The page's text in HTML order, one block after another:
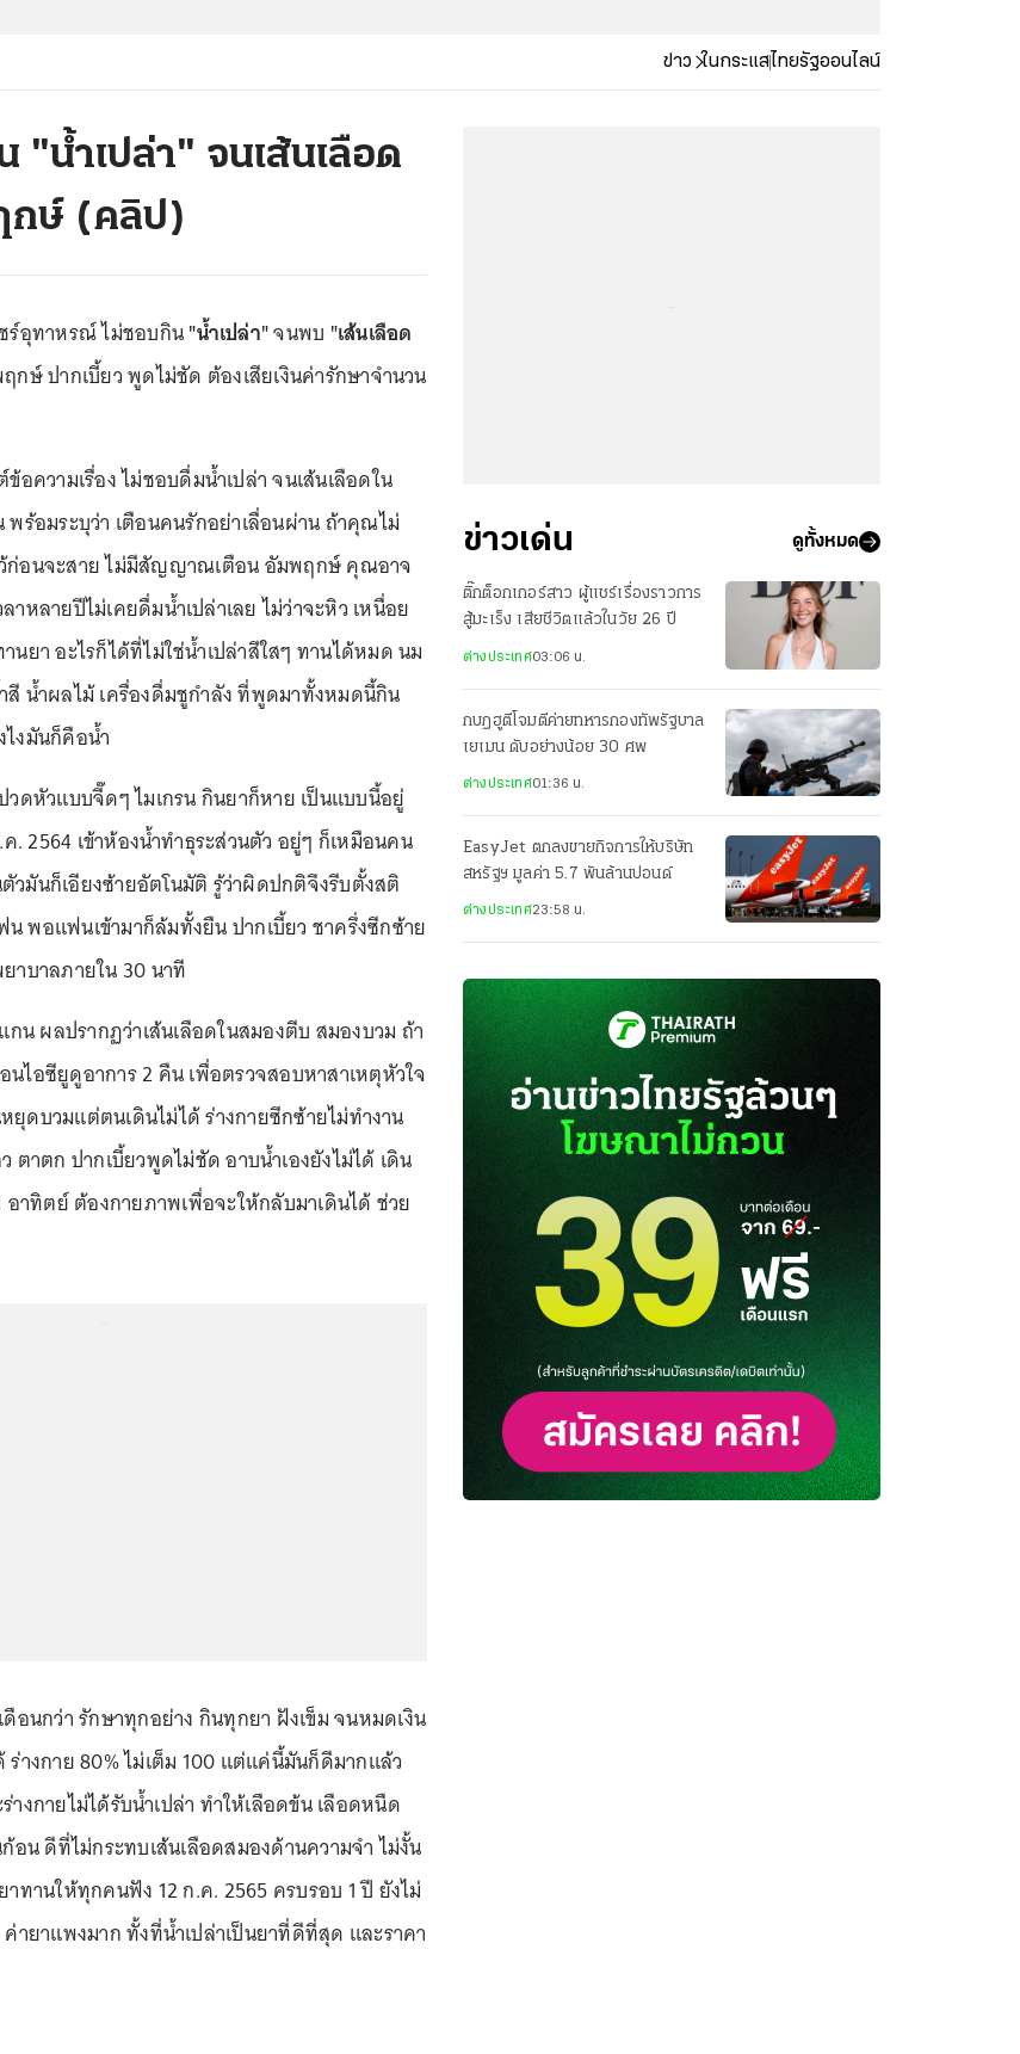
ข่าว ในกระแสไทยรัฐออนไลน์
น้ำเปล่า" จนเส้นเลือด
กษ์ (คลิป)
ร์อุทาหรณ์ ไม่ชอบกิน"น้ำเปล่า"จนพบ "เส้นเลือด
กษ์ ปากเบี้ยว พูดไม่ชัด ต้องเสียเงินค่ารักษาจำนวน
อความเรื่อง ไม่ชอบดื่มน้ำเปล่า จนเส้นเลือดใน
ร้อมระบุว่า เตือนคนรักอย่าเลื่อนผ่าน ถ้าคุณไม่
ว้ก่อนจะสาย ไม่มีสัญญาณเตือน อัมพฤกษ์ คุณอาจ
หลายปีไม่เคยดื่มน้ำเปล่าเลย ไม่ว่าจะหิว เหนื่อย
นยา อะไรก็ได้ที่ไม่ใช่น้ำเปล่าสีใสๆ ทานได้หมด นม
สี น้ำผลไม้ เครื่องดื่มชูกำลัง ที่พูดมาทั้งหมดนี้กิน
ไงมันก็คือน้ำ
วดหัวแบบจี๊ดๆ ไมเกรน กินยาก็หาย เป็นแบบนี้อยู่
. 2564 เข้าห้องน้ำทำธุระส่วนตัว อยู่ๆ ก็เหมือนคน
มันก็เอียงซ้ายอัตโนมัติ รู้ว่าผิดปกติจึงรีบตั้งสติ
พอแฟนเข้ามาก็ล้มทั้งยืน ปากเบี้ยว ชาครึ่งซีกซ้าย
าบาลภายใน 30 นาที
กน ผลปรากฏว่าเส้นเลือดในสมองตีบ สมองบวม ถ้า
ไอซียูดูอาการ 2 คืน เพื่อตรวจสอบหาสาเหตุหัวใจ
ดบวมแต่ตนเดินไม่ได้ ร่างกายซีกซ้ายไม่ทำงาน
ตาตก ปากเบี้ยวพูดไม่ชัด อาบน้ำเองยังไม่ได้ เดิน
อาทิตย์ ต้องกายภาพเพื่อจะให้กลับมาเดินได้ ช่วย
อนกว่า รักษาทุกอย่าง กินทุกยา ฝังเข็ม จนหมดเงิน
างกาย 80% ไม่เต็ม 100 แต่แค่นี้มันก็ดีมากแล้ว
างกายไม่ได้รับน้ำเปล่า ทำให้เลือดข้น เลือดหนืด
อน ดีที่ไม่กระทบเส้นเลือดสมองด้านความจำ ไม่งั้น
าทานให้ทุกคนฟัง 12 ก.ค. 2565 ครบรอบ 1 ปี ยังไม่
ายาแพงมาก ทั้งที่น้ำเปล่าเป็นยาที่ดีที่สุด และราคา
ข่าวเด่น ดูทั้งหมด
ติ๊กต็อกเกอร์สาว ผู้แชร์เรื่องราวการ
สู้มะเร็ง เสียชีวิตแล้วในวัย 26 ปี
ต่างประเทศ03:06 น.
กบฏฮูตีโจมตีค่ายทหารกองทัพรัฐบาล
เยเมน ดับอย่างน้อย 30 ศพ
ต่างประเทศ01:36 น.
EasyJet ตกลงขายกิจการให้บริษัท
สหรัฐฯ มูลค่า 5.7 พันล้านปอนด์
ต่างประเทศ23:58 น.